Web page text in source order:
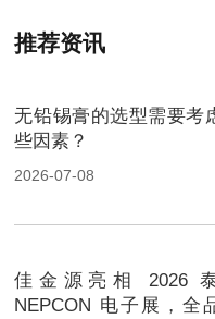
推荐资讯
无铅锡膏的选型需要考
些因素？
2026-07-08
佳金源亮相 2026
NEPCON 电子展，全